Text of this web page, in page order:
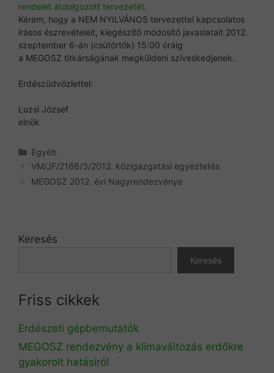
rendelet átdolgozott tervezetét.
Kérem, hogy a NEM NYILVÁNOS tervezettel kapcsolatos
írásos észrevételeit, kiegészítő módosító javaslatait 2012.
szeptember 6-án (csütörtök) 15:00 óráig
a MEGOSZ titkárságának megküldeni szíveskedjenek.
Erdészüdvözlettel:
Luzsi József
elnök
Kategória
Egyéb
VM/JF/2166/3/2012. közigazgatási egyeztetés
MEGOSZ 2012. évi Nagyrendezvénye
Keresés
Keresés
Friss cikkek
Erdészeti gépbemutatók
MEGOSZ rendezvény a klímaváltozás erdőkre
gyakorolt hatásiról